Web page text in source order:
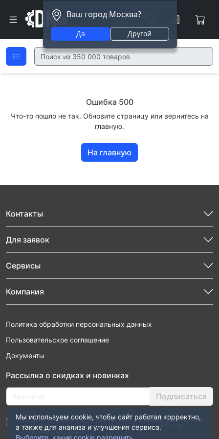
Ваш город Москва?
Да Другой
Ошибка 500
Что-то пошло не так. Обновите страницу или вернитесь на
главную.
На главную
Контакты
Для заявок
Сервисы
Компания
Политика обработки персональных данных
Пользовательское соглашение
Документы
Рассылка о скидках и новинках
Подписаться
Нажимая “Подписаться”, я даю свое согласие на обработку моих
персональных данных в соответствии с законом №152-ФЗ
“О персональных данных”
Мы используем cookie, чтобы сайт работал корректно,
а также для анализа и улучшения сервиса.
Выберите, какие cookie разрешить